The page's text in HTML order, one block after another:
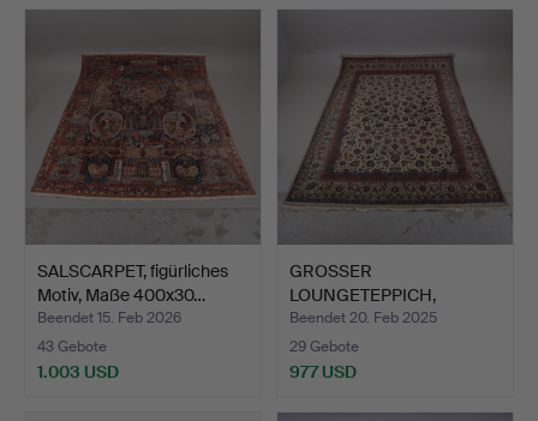
SALSCARPET, figürliches
Motiv, Maße 400x30…
Beendet 15. Feb 2026
43 Gebote
1.003 USD
GROSSER
LOUNGETEPPICH,
orientalisch, Maße …
Beendet 20. Feb 2025
29 Gebote
977 USD